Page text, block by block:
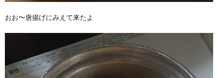
おお〜唐揚げにみえて来たよ